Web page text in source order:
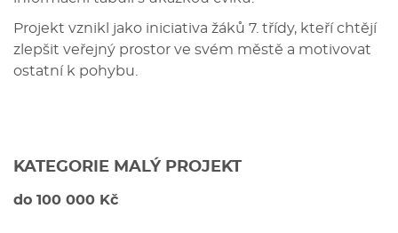
Projekt vznikl jako iniciativa žáků 7. třídy, kteří chtějí
zlepšit veřejný prostor ve svém městě a motivovat
ostatní k pohybu.
KATEGORIE MALÝ PROJEKT
do 100 000 Kč